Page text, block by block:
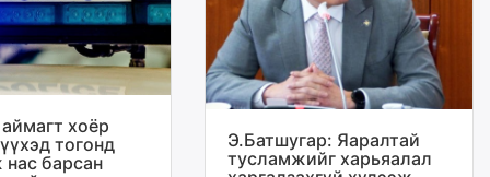
хоёр
тогонд
барсан
Э.Батшугар: Яаралтай
тусламжийг харьяалал